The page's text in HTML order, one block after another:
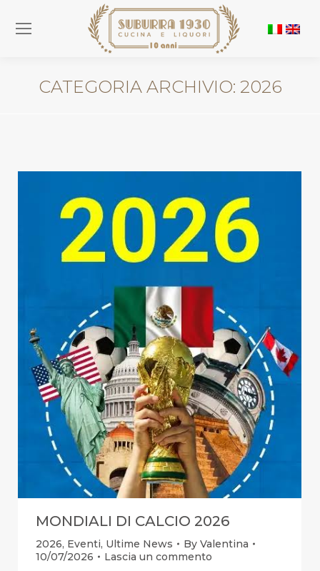
CATEGORIA ARCHIVIO: 2026
MONDIALI DI CALCIO 2026
2026, Eventi, Ultime News By Valentina
10/07/2026
Lascia un commento